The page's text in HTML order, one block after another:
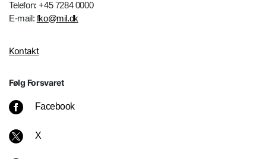
Telefon: +45 7284 0000
E-mail: fko@mil.dk
Kontakt
Følg Forsvaret
Facebook
X